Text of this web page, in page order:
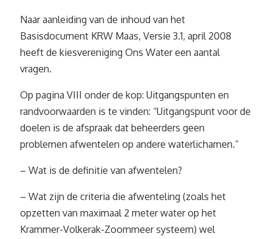
Naar aanleiding van de inhoud van het
Basisdocument KRW Maas, Versie 3.1, april 2008
heeft de kiesvereniging Ons Water een aantal
vragen.
Op pagina VIII onder de kop: Uitgangspunten en
randvoorwaarden is te vinden: “Uitgangspunt voor de
doelen is de afspraak dat beheerders geen
problemen afwentelen op andere waterlichamen.”
– Wat is de definitie van afwentelen?
– Wat zijn de criteria die afwenteling (zoals het
opzetten van maximaal 2 meter water op het
Krammer-Volkerak-Zoommeer systeem) wel